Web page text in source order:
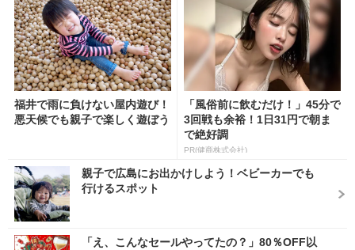
福井で雨に負けない屋内遊び！
悪天候でも親子で楽しく遊ぼう
「風俗前に飲むだけ！」45分で
3回戦も余裕！1日31円で朝ま
で絶好調
PR(健商株式会社)
親子で広島にお出かけしよう！ベビーカーでも
行けるスポット
「え、こんなセールやってたの？」80％OFF以